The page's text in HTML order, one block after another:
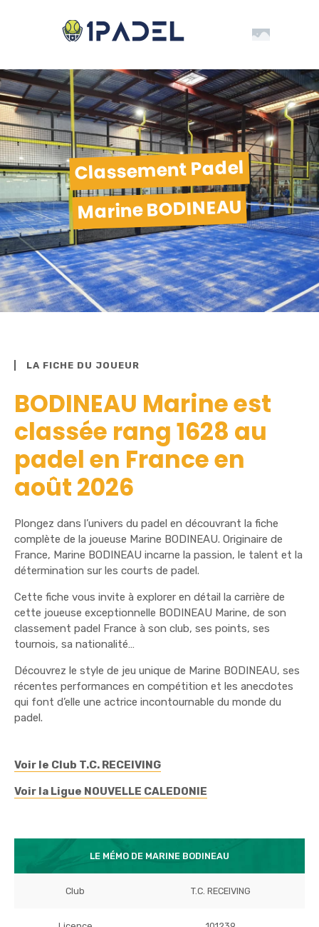
Classement Padel
Marine BODINEAU
LA FICHE DU JOUEUR
BODINEAU Marine est
classée rang 1628 au
padel en France en
août 2026
Plongez dans l’univers du padel en découvrant la fiche
complète de la joueuse Marine BODINEAU. Originaire de
France, Marine BODINEAU incarne la passion, le talent et la
détermination sur les courts de padel.
Cette fiche vous invite à explorer en détail la carrière de
cette joueuse exceptionnelle BODINEAU Marine, de son
classement padel France à son club, ses points, ses
tournois, sa nationalité…
Découvrez le style de jeu unique de Marine BODINEAU, ses
récentes performances en compétition et les anecdotes
qui font d’elle une actrice incontournable du monde du
padel.
Voir le Club T.C. RECEIVING
Voir la Ligue NOUVELLE CALEDONIE
LE MÉMO DE MARINE BODINEAU
Club T.C. RECEIVING